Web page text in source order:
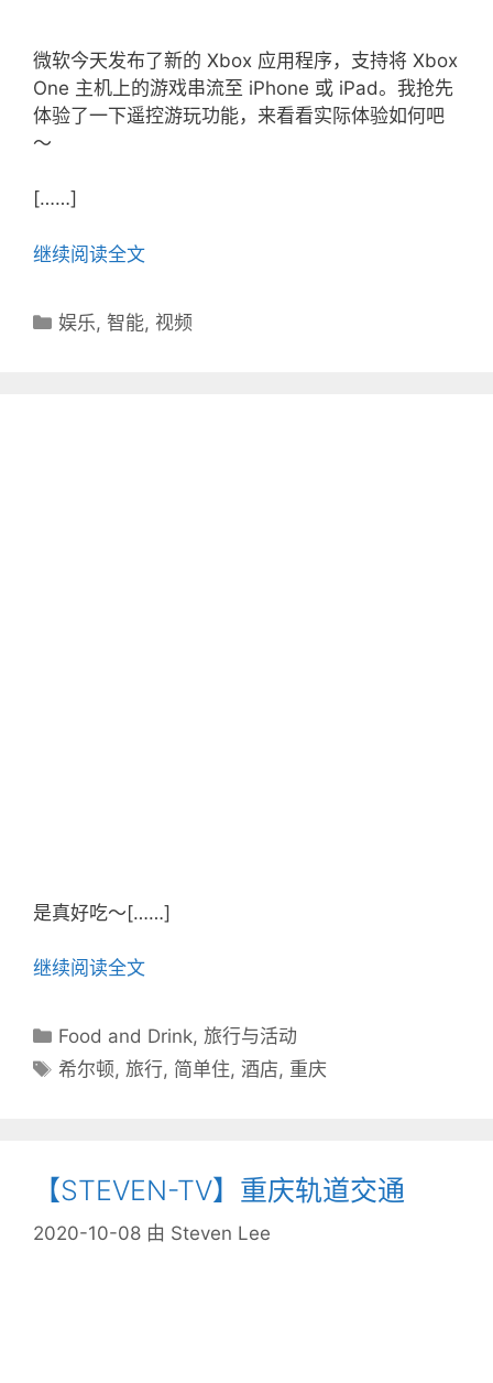
微软今天发布了新的 Xbox 应用程序，支持将 Xbox
One 主机上的游戏串流至 iPhone 或 iPad。我抢先
体验了一下遥控游玩功能，来看看实际体验如何吧
～
[……]
继续阅读全文
分
娱乐,智能, 视频
是真好吃～[……]
继续阅读全文
分
类
Food and Drink, 旅行与活动
标
希尔顿, 旅行, 简单住,酒店, 重庆
【STEVEN-TV】重庆轨道交通
2020-10-08 由 Steven Lee